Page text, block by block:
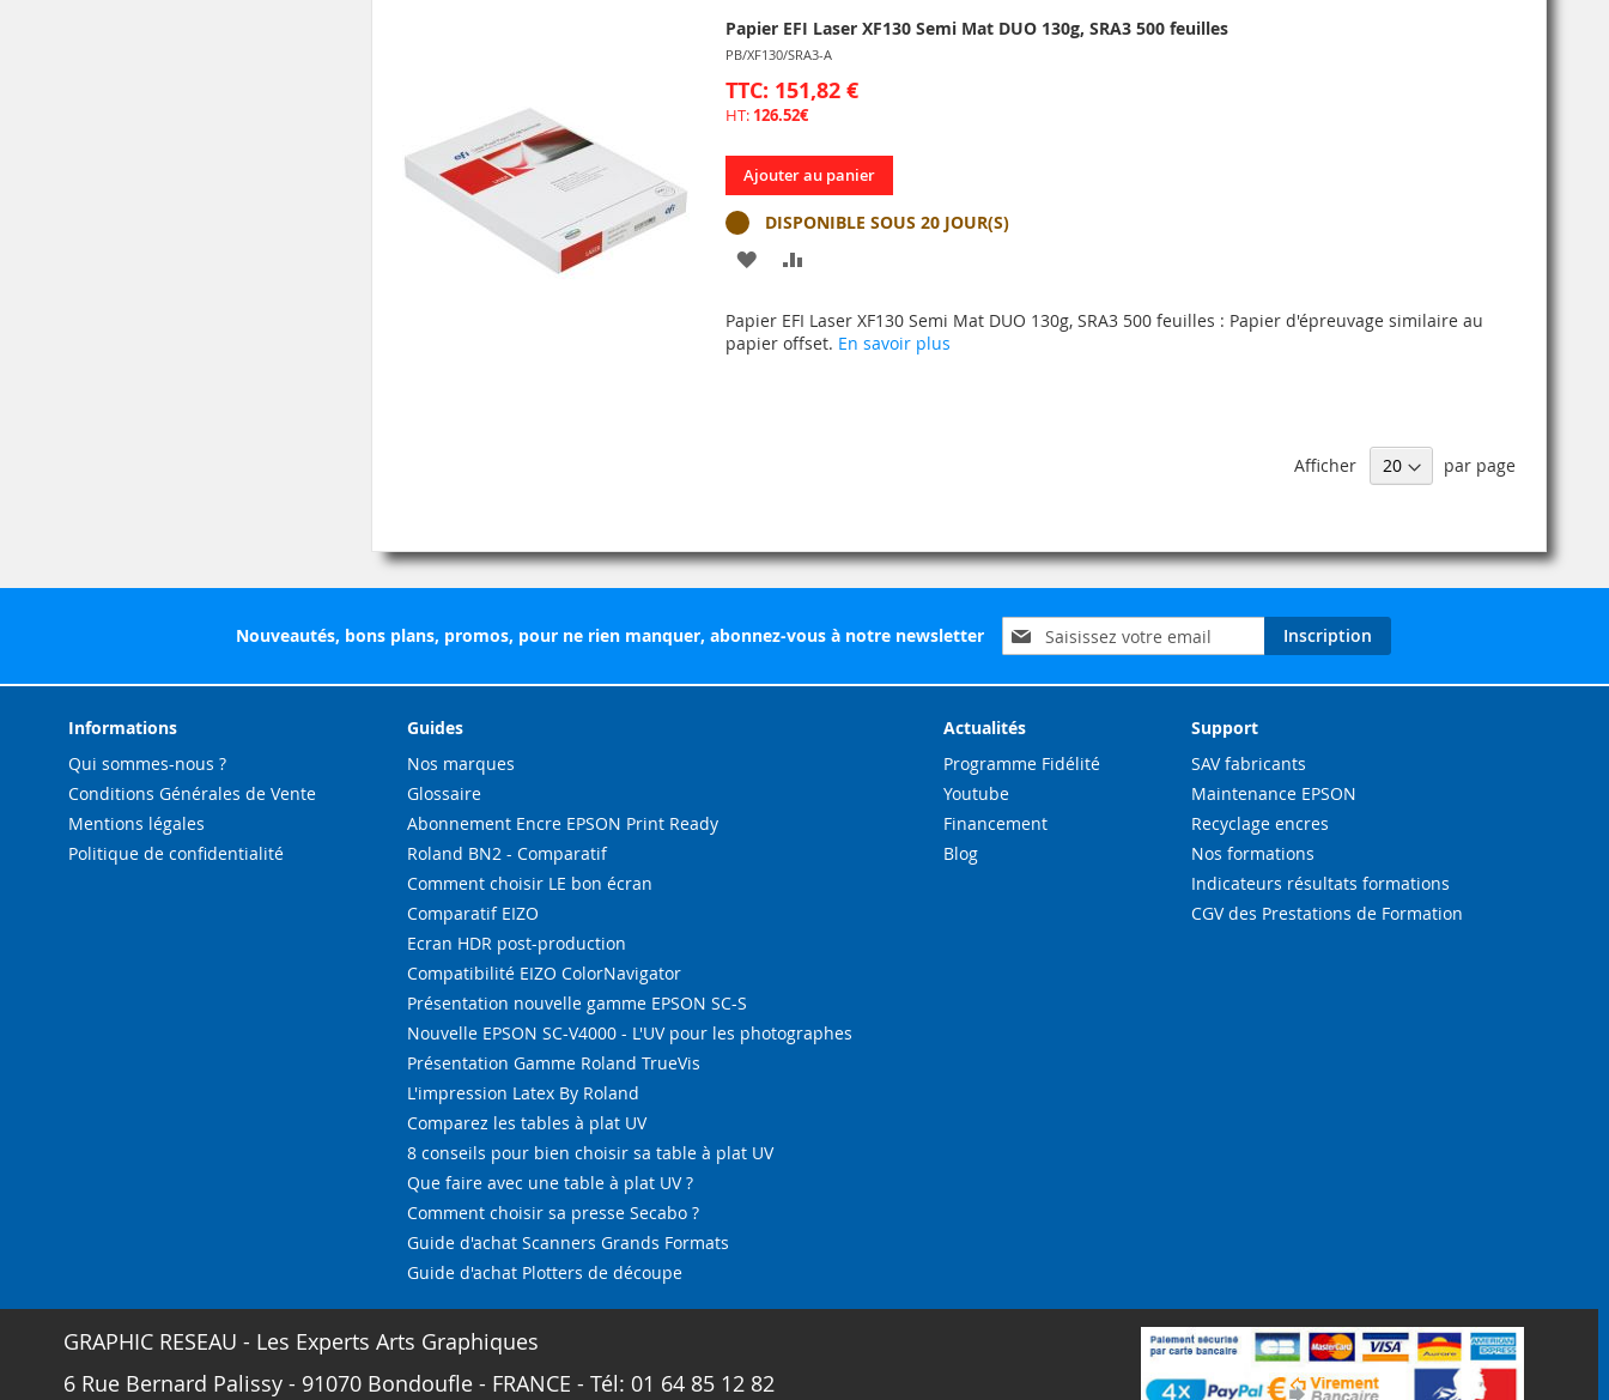
D’ENVIE
Papier EFI Laser XF130 Semi Mat DUO 130g, SRA3 500 feuilles
PB/XF130/SRA3-A
TTC: 151,82 €
HT: 126.52€
Ajouter au panier
DISPONIBLE SOUS 20 JOUR(S)
AJOUTER
MA
COMPARATEUR
Papier EFI Laser XF130 Semi Mat DUO 130g, SRA3 500 feuilles : Papier d'épreuvage similaire au
papier offset. En savoir plus
Afficher par page
Nouveautés, bons plans, promos, pour ne rien manquer, abonnez-vous à notre newsletter
Inscription
à
d’information
Inscription
Informations
Qui sommes-nous ?
Conditions Générales de Vente
Mentions légales
Politique de confidentialité
Guides
Nos marques
Glossaire
Abonnement Encre EPSON Print Ready
Roland BN2 - Comparatif
Comment choisir LE bon écran
Comparatif EIZO
Ecran HDR post-production
Compatibilité EIZO ColorNavigator
Présentation nouvelle gamme EPSON SC-S
Nouvelle EPSON SC-V4000 - L'UV pour les photographes
Présentation Gamme Roland TrueVis
L'impression Latex By Roland
Comparez les tables à plat UV
8 conseils pour bien choisir sa table à plat UV
Que faire avec une table à plat UV ?
Comment choisir sa presse Secabo ?
Guide d'achat Scanners Grands Formats
Guide d'achat Plotters de découpe
Actualités
Programme Fidélité
Youtube
Financement
Blog
Support
SAV fabricants
Maintenance EPSON
Recyclage encres
Nos formations
Indicateurs résultats formations
CGV des Prestations de Formation
GRAPHIC RESEAU - Les Experts Arts Graphiques
6 Rue Bernard Palissy - 91070 Bondoufle - FRANCE - Tél: 01 64 85 12 82